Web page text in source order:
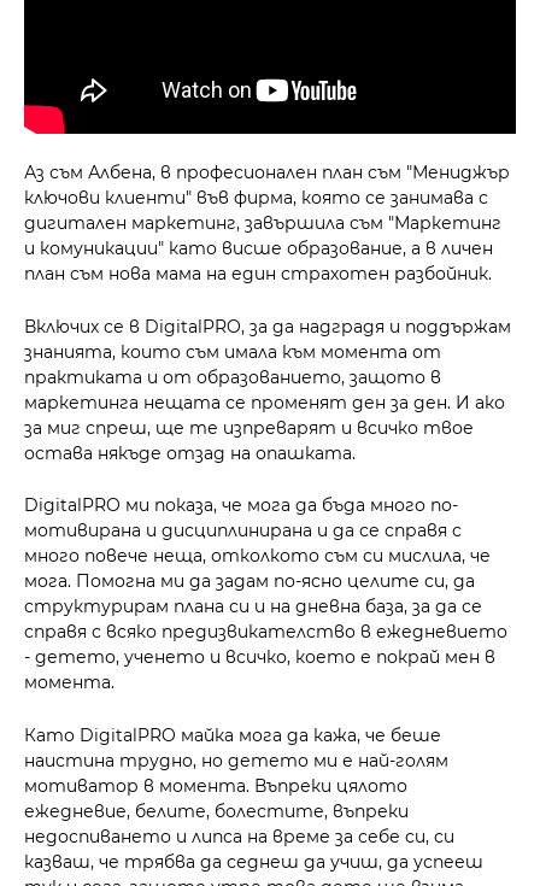
Аз съм Албена, в професионален план съм "Мениджър
ключови клиенти" във фирма, която се занимава с
дигитален маркетинг, завършила съм "Маркетинг
и комуникации" като висше образование, а в личен
план съм нова мама на един страхотен разбойник.
Включих се в DigitalPRO, за да надградя и поддържам
знанията, които съм имала към момента от
практиката и от образованието, защото в
маркетинга нещата се променят ден за ден. И ако
за миг спреш, ще те изпреварят и всичко твое
остава някъде отзад на опашката.
DigitalPRO ми показа, че мога да бъда много по-
мотивирана и дисциплинирана и да се справя с
много повече неща, отколкото съм си мислила, че
мога. Помогна ми да задам по-ясно целите си, да
структурирам плана си и на дневна база, за да се
справя с всяко предизвикателство в ежедневието
- детето, ученето и всичко, което е покрай мен в
момента.
Като DigitalPRO майка мога да кажа, че беше
наистина трудно, но детето ми е най-голям
мотиватор в момента. Въпреки цялото
ежедневие, белите, болестите, въпреки
недоспиването и липса на време за себе си, си
казваш, че трябва да седнеш да учиш, да успееш